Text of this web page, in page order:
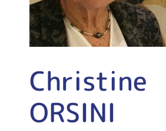
Christine
ORSINI